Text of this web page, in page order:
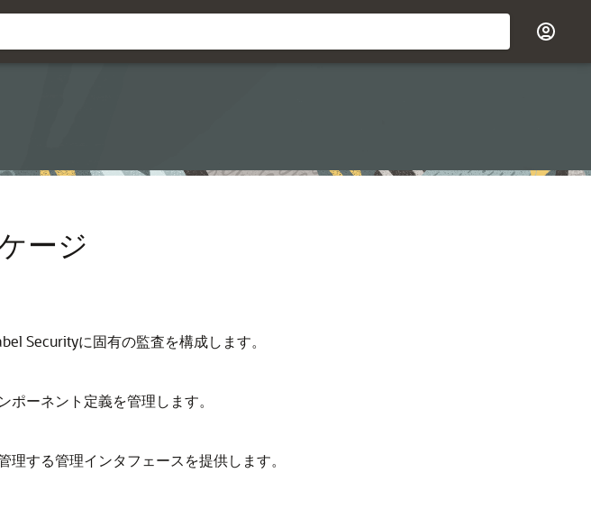
ージ
Securityに固有の監査を構成します。
ーネント定義を管理します。
する管理インタフェースを提供します。